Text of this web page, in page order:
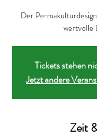
Der
wertvolle
Tickets stehen
Jetzt andere
Zeit